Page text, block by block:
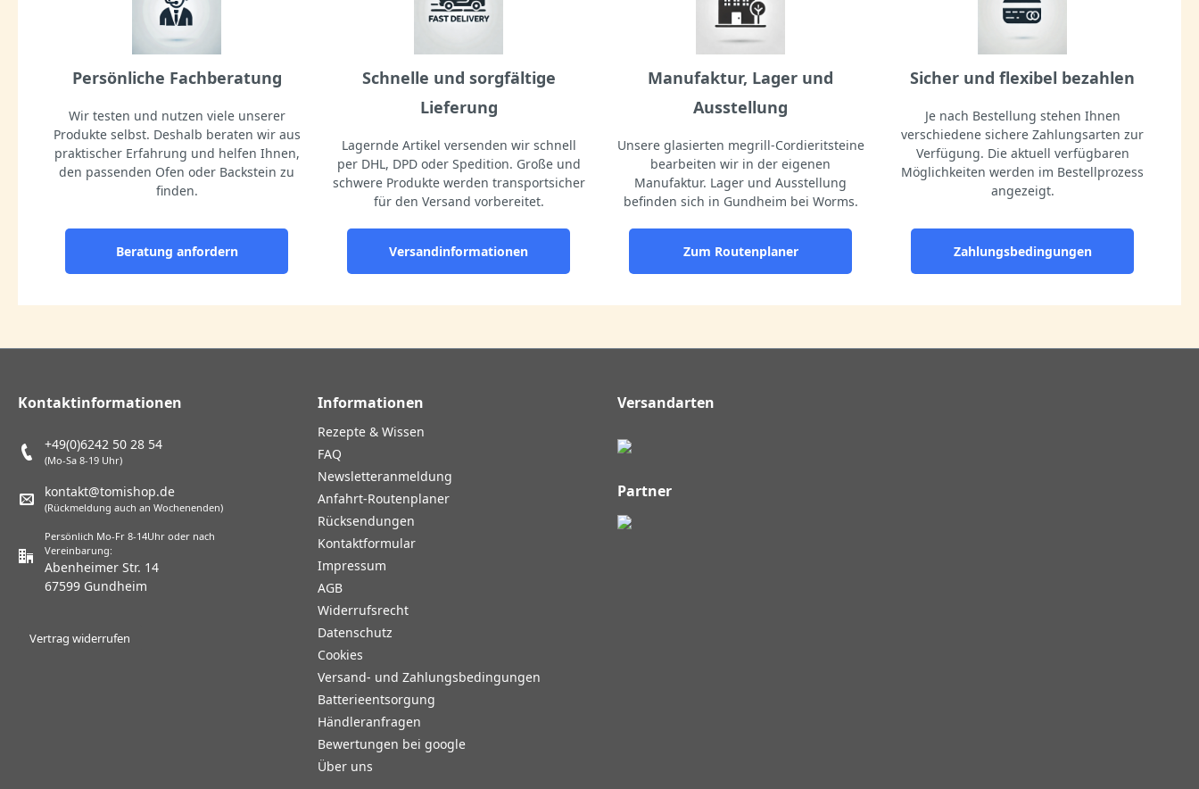
Persönliche Fachberatung
Wir testen und nutzen viele unserer
Produkte selbst. Deshalb beraten wir aus
praktischer Erfahrung und helfen Ihnen,
den passenden Ofen oder Backstein zu
finden.
Beratung anfordern
Schnelle und sorgfältige
Lieferung
Lagernde Artikel versenden wir schnell
per DHL, DPD oder Spedition. Große und
schwere Produkte werden transportsicher
für den Versand vorbereitet.
Versandinformationen
Manufaktur, Lager und
Ausstellung
Unsere glasierten megrill-Cordieritsteine
bearbeiten wir in der eigenen
Manufaktur. Lager und Ausstellung
befinden sich in Gundheim bei Worms.
Zum Routenplaner
Sicher und flexibel bezahlen
Je nach Bestellung stehen Ihnen
verschiedene sichere Zahlungsarten zur
Verfügung. Die aktuell verfügbaren
Möglichkeiten werden im Bestellprozess
angezeigt.
Zahlungsbedingungen
Kontaktinformationen
+49(0)6242 50 28 54
(Mo-Sa 8-19 Uhr)
kontakt@tomishop.de
(Rückmeldung auch an Wochenenden)
Persönlich Mo-Fr 8-14Uhr oder nach
Vereinbarung:
Abenheimer Str. 14
67599 Gundheim
Vertrag widerrufen
Informationen
Rezepte & Wissen
FAQ
Newsletteranmeldung
Anfahrt-Routenplaner
Rücksendungen
Kontaktformular
Impressum
AGB
Widerrufsrecht
Datenschutz
Cookies
Versand- und Zahlungsbedingungen
Batterieentsorgung
Händleranfragen
Bewertungen bei google
Über uns
Versandarten
Partner